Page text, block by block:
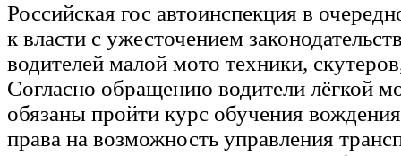
Российская гос автоинспекция в
к власти с ужесточением
водителей малой мото техники,
Согласно обращению водители лёгкой
обязаны пройти курс обучения
права на возможность управления